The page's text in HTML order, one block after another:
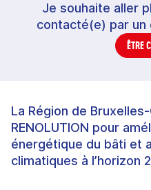
Je souhaite aller
contacté(e) par
ÊTRE
La Région de
RENOLUTION pour
énergétique du bâti et
climatiques à l’horizon